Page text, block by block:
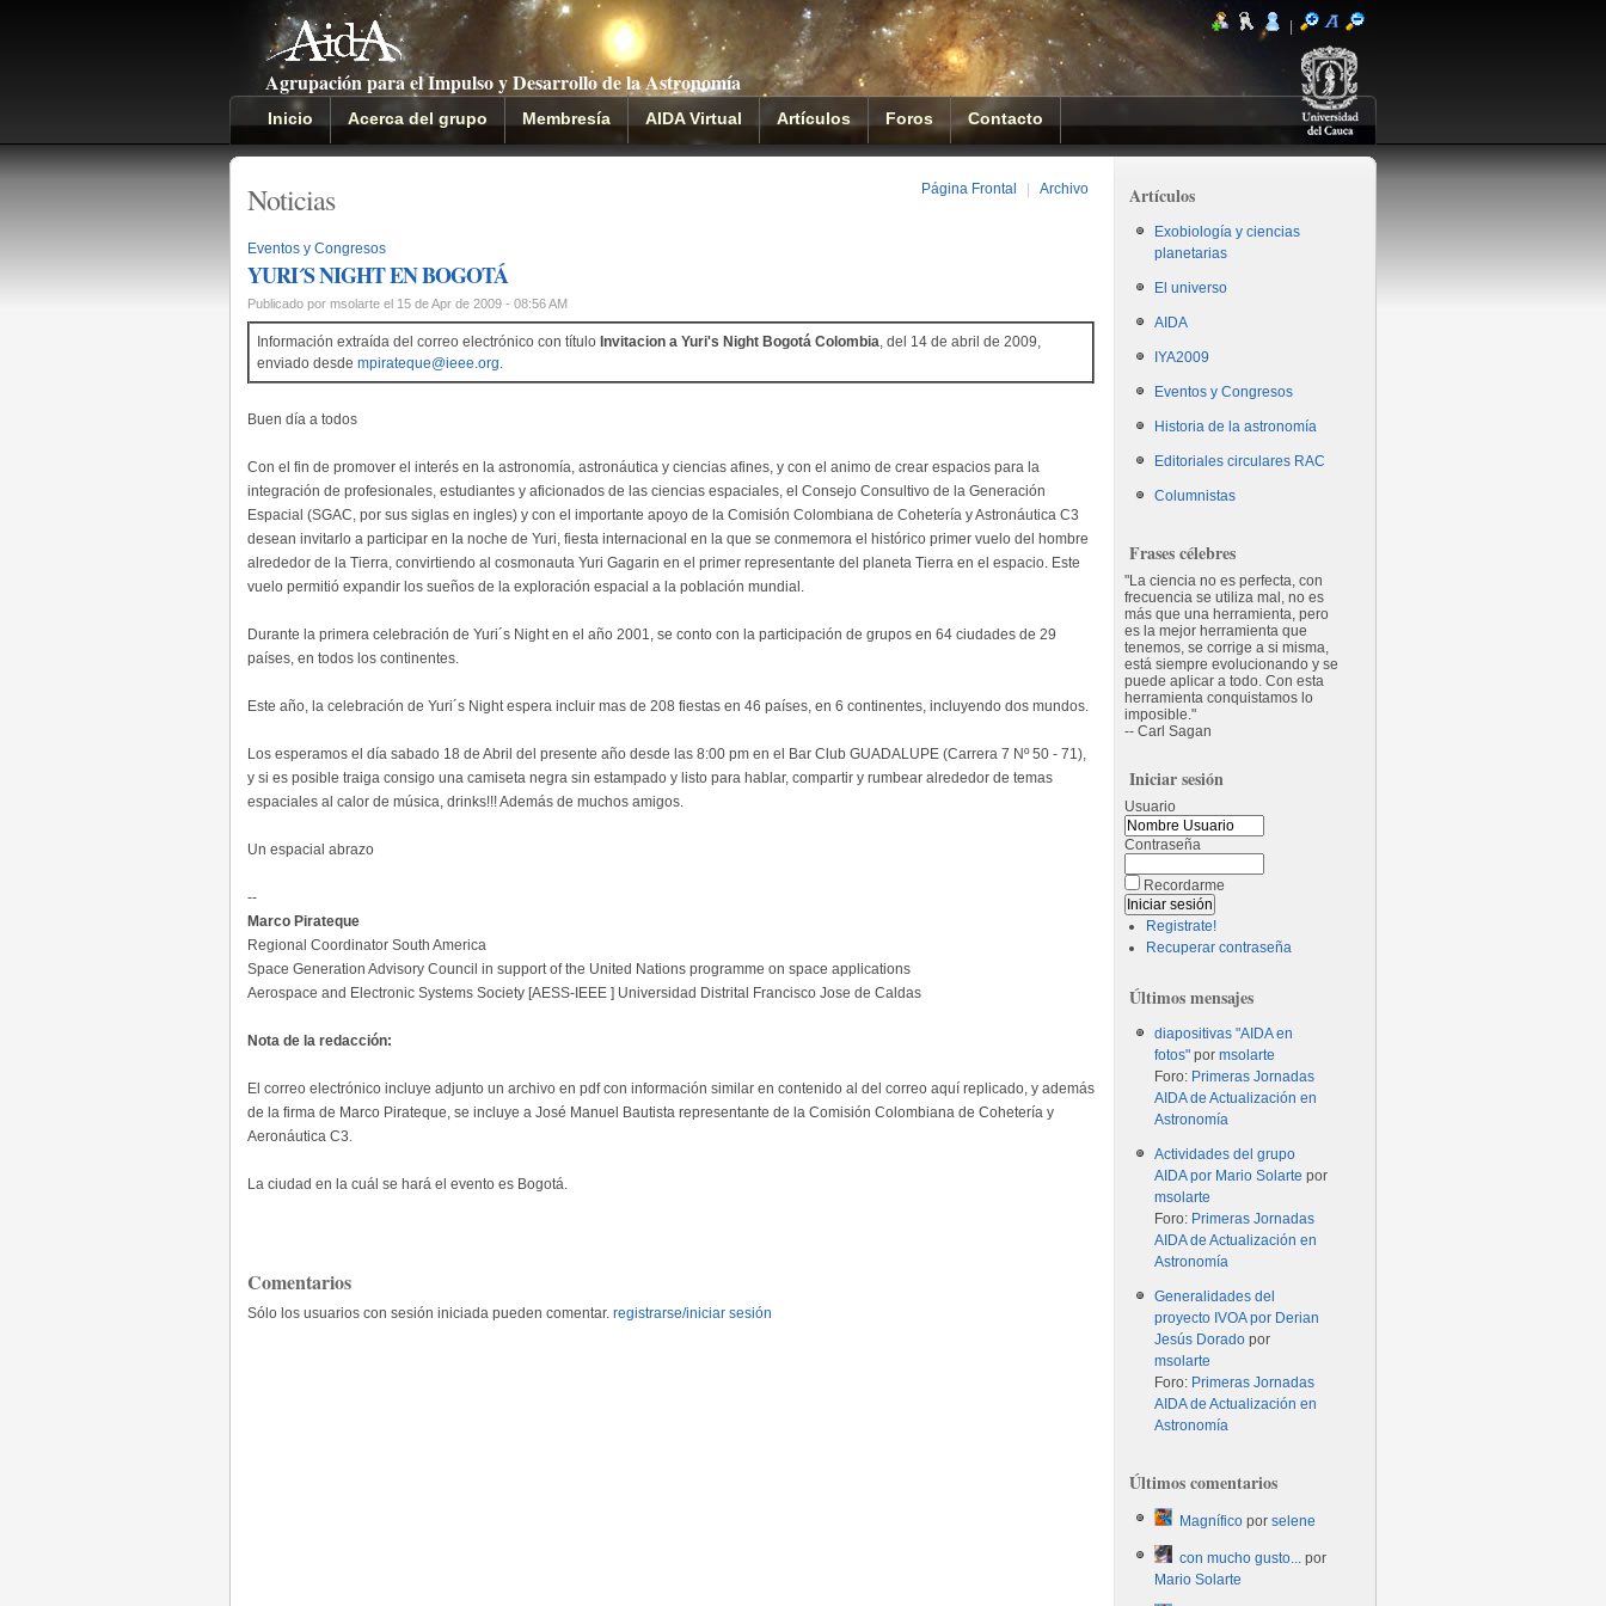
Agrupación para el Impulso y Desarrollo de la Astronomía
Inicio Acerca del grupo Membresía AIDA Virtual Artículos Foros Contacto
Noticias Página Frontal Archivo
Eventos y Congresos
YURI´S NIGHT EN BOGOTÁ
Publicado por msolarte el 15 de Apr de 2009 - 08:56 AM
Información extraída del correo electrónico con título Invitacion a Yuri's Night Bogotá Colombia , del 14 de abril de 2009,
enviado desde mpirateque@ieee.org
Buen día a todos
Con el fin de promover el interés en la astronomía, astronáutica y ciencias afines, y con el animo de crear espacios para la
integración de profesionales, estudiantes y aficionados de las ciencias espaciales, el Consejo Consultivo de la Generación
Espacial (SGAC, por sus siglas en ingles) y con el importante apoyo de la Comisión Colombiana de Cohetería y Astronáutica C3
desean invitarlo a participar en la noche de Yuri, fiesta internacional en la que se conmemora el histórico primer vuelo del hombre
alrededor de la Tierra, convirtiendo al cosmonauta Yuri Gagarin en el primer representante del planeta Tierra en el espacio. Este
vuelo permitió expandir los sueños de la exploración espacial a la población mundial.
Durante la primera celebración de Yuri´s Night en el año 2001, se conto con la participación de grupos en 64 ciudades de 29
países, en todos los continentes.
Este año, la celebración de Yuri´s Night espera incluir mas de 208 fiestas en 46 países, en 6 continentes, incluyendo dos mundos.
Los esperamos el día sabado 18 de Abril del presente año desde las 8:00 pm en el Bar Club GUADALUPE (Carrera 7 Nº 50 - 71),
y si es posible traiga consigo una camiseta negra sin estampado y listo para hablar, compartir y rumbear alrededor de temas
espaciales al calor de música, drinks!!! Además de muchos amigos.
Un espacial abrazo
--
Marco Pirateque
Regional Coordinator South America
Space Generation Advisory Council in support of the United Nations programme on space applications
Aerospace and Electronic Systems Society [AESS-IEEE ] Universidad Distrital Francisco Jose de Caldas
Nota de la redacción:
El correo electrónico incluye adjunto un archivo en pdf con información similar en contenido al del correo aquí replicado, y además
de la firma de Marco Pirateque, se incluye a José Manuel Bautista representante de la Comisión Colombiana de Cohetería y
Aeronáutica C3.
La ciudad en la cuál se hará el evento es Bogotá.
Comentarios
Sólo los usuarios con sesión iniciada pueden comentar. registrarse/iniciar sesión
Artículos
Exobiología y ciencias
planetarias
El universo
AIDA
IYA2009
Eventos y Congresos
Historia de la astronomía
Editoriales circulares RAC
Columnistas
Frases célebres
La ciencia no es perfecta, con
frecuencia se utiliza mal, no es
más que una herramienta, pero
es la mejor herramienta que
tenemos, se corrige a si misma,
está siempre evolucionando y se
puede aplicar a todo. Con esta
herramienta conquistamos lo
imposible.
-- Carl Sagan
Iniciar sesión
Usuario
Contraseña
Recordarme
Registrate!
Recuperar contraseña
Últimos mensajes
diapositivas "AIDA en
fotos" pormsolarte
Foro: Primeras Jornadas
AIDA de Actualización en
Astronomía
Actividades del grupo
AIDA por Mario Solarte por
msolarte
Foro: Primeras Jornadas
AIDA de Actualización en
Astronomía
Generalidades del
proyecto IVOA por Derian
Jesús Dorado por
msolarte
Foro: Primeras Jornadas
AIDA de Actualización en
Astronomía
Últimos comentarios
Magnífico porselene
con mucho gusto... por
Mario Solarte